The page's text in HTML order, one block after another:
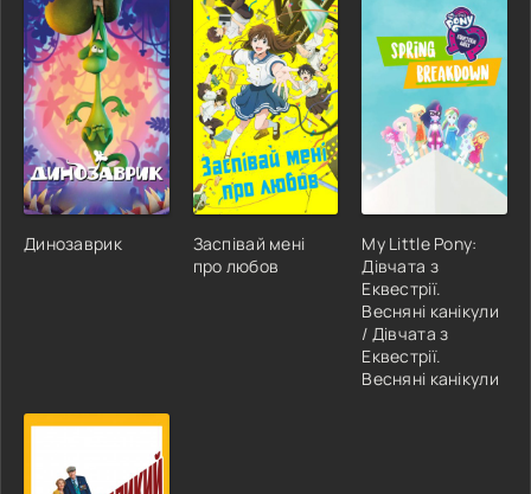
Динозаврик
Заспівай мені
про любов
My Little Pony:
Дівчата з
Еквестрії.
Весняні канікули
/ Дівчата з
Еквестрії.
Весняні канікули